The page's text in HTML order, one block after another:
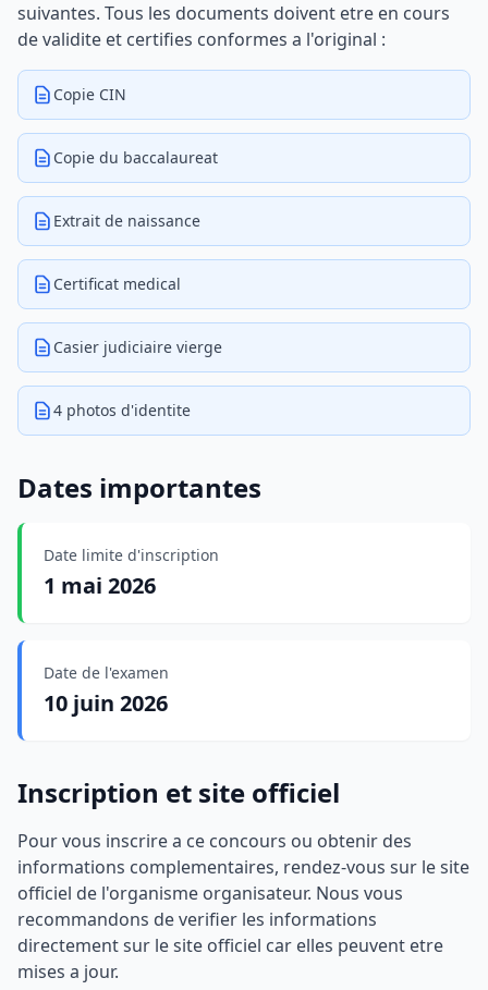
suivantes. Tous les documents doivent etre en cours
de validite et certifies conformes a l'original :
Copie CIN
Copie du baccalaureat
Extrait de naissance
Certificat medical
Casier judiciaire vierge
4 photos d'identite
Dates importantes
Date limite d'inscription
1 mai 2026
Date de l'examen
10 juin 2026
Inscription et site officiel
Pour vous inscrire a ce concours ou obtenir des
informations complementaires, rendez-vous sur le site
officiel de l'organisme organisateur. Nous vous
recommandons de verifier les informations
directement sur le site officiel car elles peuvent etre
mises a jour.